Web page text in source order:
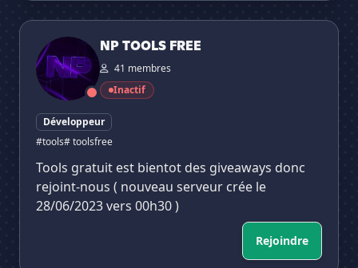
NP TOOLS FREE
NP TOOLS FREE
41 membres
Inactif
Développeur
#tools# toolsfree
Tools gratuit est bientot des giveaways donc
rejoint-nous ( nouveau serveur crée le
28/06/2023 vers 00h30 )
Rejoindre